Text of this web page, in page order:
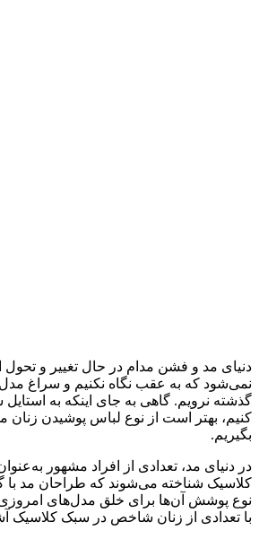
دنیای مد و فشن مدام در حال تغییر و تحول
نمی‌شود که به عقب نگاه نکنیم و سراغ
گذشته نرویم. گاهی به جای اینکه به استایل
کنیم، بهتر است از نوع لباس پوشیدن زنان
بگیریم.
در دنیای مد، تعدادی از افراد مشهور
کلاسیک شناخته می‌شوند که طراحان مد با
نوع پوشش آن‌ها برای خلق مدل‌های امروزی
با تعدادی از زنان شاخص در سبک کلاسیک